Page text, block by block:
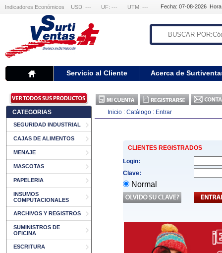
Indicadores Económicos USD: --- UF: --- UTM: --- Fecha: 07-08-2026
Servicio al Cliente Acerca de
CATEGORIAS
SEGURIDAD INDUSTRIAL
CAJAS DE ALIMENTOS
MENAJE
MASCOTAS
PAPELERIA
INSUMOS
COMPUTACIONALES
ARCHIVOS Y REGISTROS
SUMINISTROS DE
OFICINA
ESCRITURA
Inicio : Catálogo : Entrar
CLIENTES REGISTRADOS
Login:
Clave:
Normal